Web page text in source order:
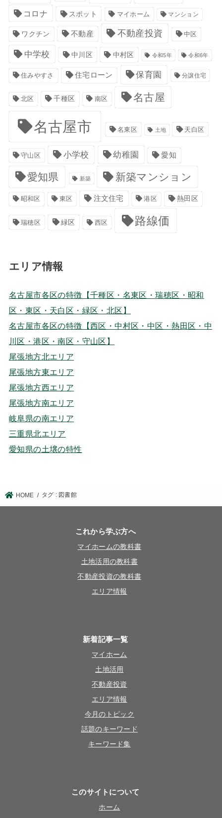
コロナ スポット マイホーム マンション
ワクチン 不動産 不動産投資 中区
中学校 中川区 中村区 令和5年 令和6年
住みやすさ 住宅ローン 保育園 分譲住宅
北区 千種区 南区 名古屋
名古屋市 名東区 土地 天白区
守山区 小学校 幼稚園 愛知
愛知県 新築 新築マンション
昭和区 東区 注文住宅 港区 熱田区
瑞穂区 緑区 西区 路線価
エリア情報
名古屋市各区の特徴【千種区・名東区・瑞穂区・昭和
区・東区・天白区・緑区・北区】
名古屋市各区の特徴【西区・中村区・中区・熱田区・中
川区・港区・南区・守山区】
尾張地方北エリア
尾張地方東エリア
尾張地方西エリア
尾張地方南エリア
岐阜県の南エリア
三重県北エリア
愛知県の土壌の特性
HOME タグ : 図書館
これから学ぶ方へ
マイホームの教科書
土地活用の教科書
不動産投資の教科書
エリア情報
新着記事一覧
マイホーム
土地活用
不動産投資
エリア情報
今月のトピック
話題のキーワード
キーワード集
このサイトについて
ホーム